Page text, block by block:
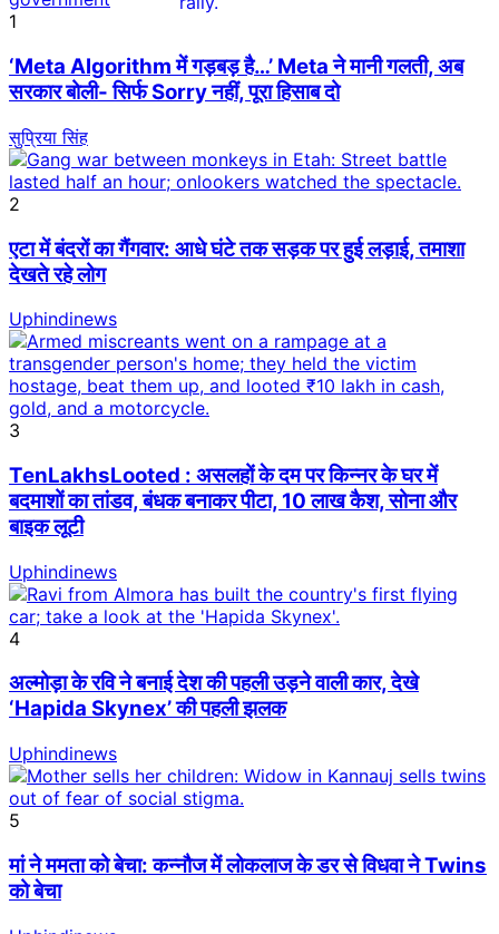
1
‘Meta Algorithm में गड़बड़ है…’ Meta ने मानी गलती, अब
सरकार बोली- सिर्फ Sorry नहीं, पूरा हिसाब दो
सुप्रिया सिंह
2
एटा में बंदरों का गैंगवार: आधे घंटे तक सड़क पर हुई लड़ाई, तमाशा
देखते रहे लोग
Uphindinews
3
TenLakhsLooted : असलहों के दम पर किन्नर के घर में
बदमाशों का तांडव, बंधक बनाकर पीटा, 10 लाख कैश, सोना और
बाइक लूटी
Uphindinews
4
अल्मोड़ा के रवि ने बनाई देश की पहली उड़ने वाली कार, देखे
‘Hapida Skynex’ की पहली झलक
Uphindinews
5
मां ने ममता को बेचा: कन्नौज में लोकलाज के डर से विधवा ने Twins
को बेचा